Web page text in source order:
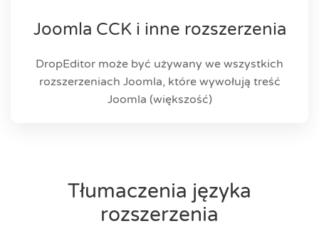
Joomla CCK i inne rozszerzenia
DropEditor może być używany we wszystkich
rozszerzeniach Joomla, które wywołują treść
Joomla (większość)
Tłumaczenia języka
rozszerzenia